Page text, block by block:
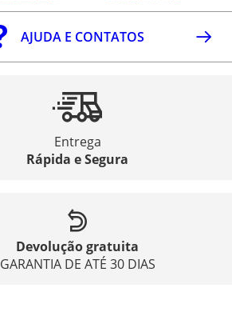
AJUDA E CONTATOS
Entrega
Rápida e Segura
Devolução gratuita
GARANTIA DE ATÉ 30 DIAS